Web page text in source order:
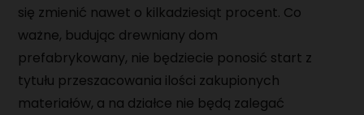
się zmienić nawet o kilkadziesiąt procent. Co
ważne, budując drewniany dom
prefabrykowany, nie będziecie ponosić start z
tytułu przeszacowania ilości zakupionych
materiałów, a na działce nie będą zalegać